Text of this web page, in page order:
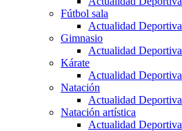
Fútbol sala
Actualidad Deportiva
Gimnasio
Actualidad Deportiva
Kárate
Actualidad Deportiva
Natación
Actualidad Deportiva
Natación artística
Actualidad Deportiva